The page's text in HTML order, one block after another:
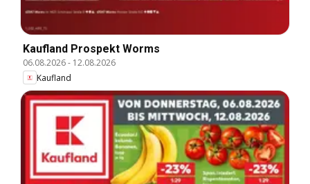
Kaufland Prospekt Worms
06.08.2026- 12.08.2026
Kaufland